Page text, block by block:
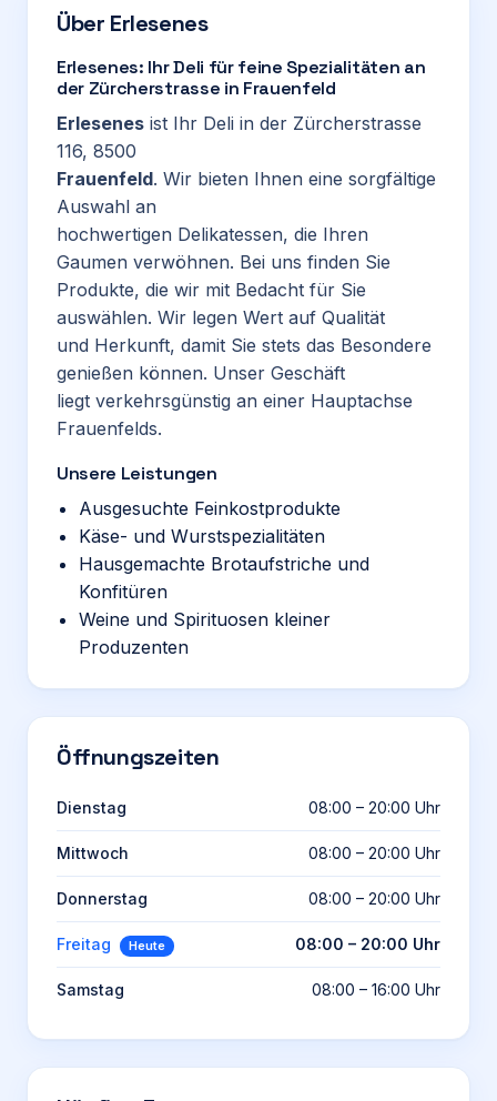
Über Erlesenes
Erlesenes: Ihr Deli für feine Spezialitäten an
der Zürcherstrasse in Frauenfeld
Erlesenes ist Ihr Deli in der Zürcherstrasse
116, 8500
Frauenfeld. Wir bieten Ihnen eine sorgfältige
Auswahl an
hochwertigen Delikatessen, die Ihren
Gaumen verwöhnen. Bei uns finden Sie
Produkte, die wir mit Bedacht für Sie
auswählen. Wir legen Wert auf Qualität
und Herkunft, damit Sie stets das Besondere
genießen können. Unser Geschäft
liegt verkehrsgünstig an einer Hauptachse
Frauenfelds.
Unsere Leistungen
Ausgesuchte Feinkostprodukte
Käse- und Wurstspezialitäten
Hausgemachte Brotaufstriche und
Konfitüren
Weine und Spirituosen kleiner
Produzenten
Öffnungszeiten
Dienstag 08:00 – 20:00 Uhr
Mittwoch 08:00 – 20:00 Uhr
Donnerstag 08:00 – 20:00 Uhr
Freitag Heute 08:00 – 20:00 Uhr
Samstag 08:00 – 16:00 Uhr